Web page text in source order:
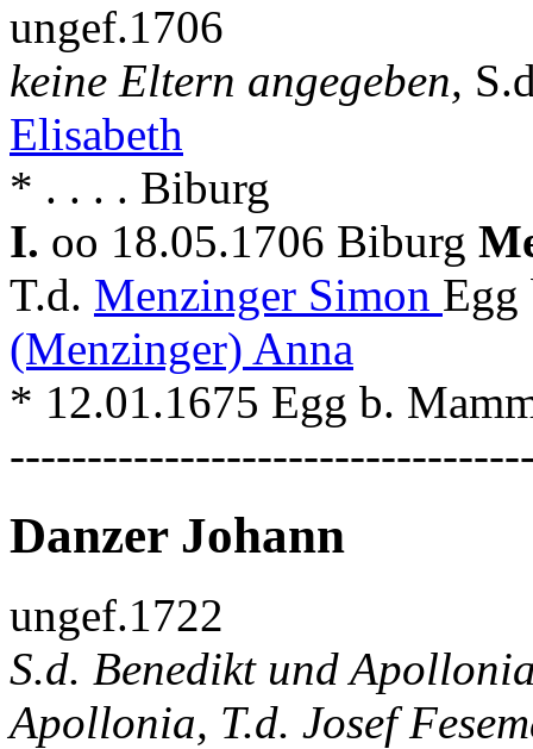
ungef.1706
keine Eltern angegeben,
Elisabeth
* . . . . Biburg
I. oo 18.05.1706 Biburg
T.d. Menzinger Simon Egg
(Menzinger) Anna
* 12.01.1675 Egg b.
Danzer Johann
ungef.1722
S.d. Benedikt und
Apollonia, T.d. Josef